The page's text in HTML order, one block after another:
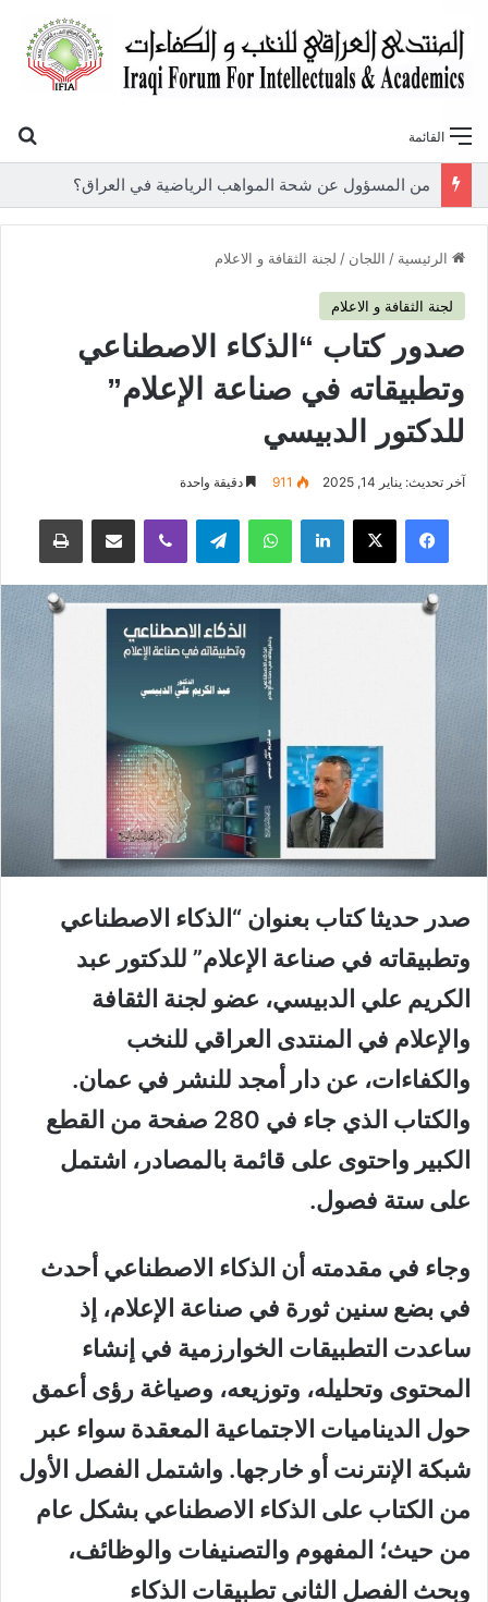
القائمة
الرئيسية / اللجان / لجنة الثقافة و الاعلام
لجنة الثقافة و الاعلام
صدور كتاب “الذكاء الاصطناعي
وتطبيقاته في صناعة الإعلام”
للدكتور الدبيسي
آخر تحديث: يناير 14, 2025 911 دقيقة واحدة
فيسبوك لينكدإن واتساب
صدر حديثا كتاب بعنوان “الذكاء الاصطناعي
وتطبيقاته في صناعة الإعلام” للدكتور عبد
الكريم علي الدبيسي، عضو لجنة الثقافة
والإعلام في المنتدى العراقي للنخب
والكفاءات، عن دار أمجد للنشر في عمان.
والكتاب الذي جاء في 280 صفحة من القطع
الكبير واحتوى على قائمة بالمصادر، اشتمل
على ستة فصول.
وجاء في مقدمته أن الذكاء الاصطناعي أحدث
في بضع سنين ثورة في صناعة الإعلام، إذ
ساعدت التطبيقات الخوارزمية في إنشاء
المحتوى وتحليله، وتوزيعه، وصياغة رؤى أعمق
حول الديناميات الاجتماعية المعقدة سواء عبر
شبكة الإنترنت أو خارجها. واشتمل الفصل الأول
من الكتاب على الذكاء الاصطناعي بشكل عام
من حيث؛ المفهوم والتصنيفات والوظائف،
وبحث الفصل الثاني تطبيقات الذكاء